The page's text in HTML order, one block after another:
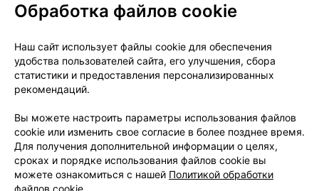
О проекте
Новости проекта
Размещение рекламы
Медицинский маркетинг
Публичный договор
Доставка
Способы оплаты
Вакансии
Партнеры
Написать руководителю 103.by
Написать в поддержку
Персональные настройки Cookie
Обработка файлов cookie
Наш сайт использует файлы cookie для обеспечения
удобства пользователей сайта, его улучшения, сбора
статистики и предоставления персонализированных
рекомендаций.
Вы можете настроить параметры использования файлов
cookie или изменить свое согласие в более позднее время.
Для получения дополнительной информации о целях,
сроках и порядке использования файлов cookie вы
можете ознакомиться с нашей Политикой обработки
файлов cookie